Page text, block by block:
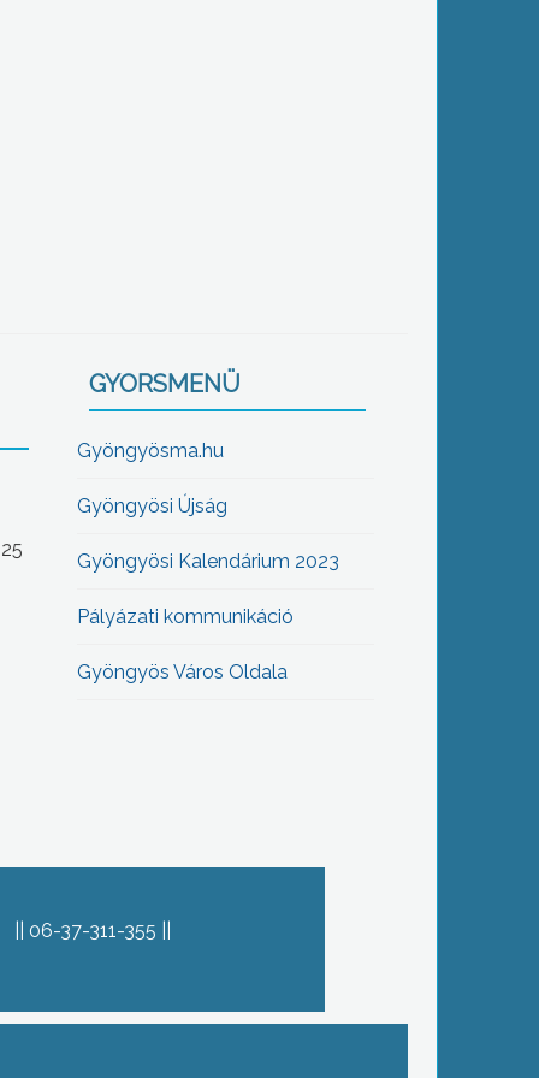
GYORSMENÜ
Gyöngyösma.hu
Gyöngyösi Újság
Gyöngyösi Kalendárium 2023
Pályázati kommunikáció
Gyöngyös Város Oldala
06-37-311-355